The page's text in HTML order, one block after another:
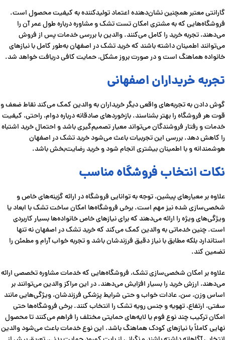
گارانتی معتبر همچنین نشان‌دهنده اعتماد تولیدکننده به کیفیت محصول است.
فروشگاه‌هایی که به مشتری امکان تست تشک و مشاوره درباره طول عمر آن را
می‌دهند، تجربه خرید را کامل می‌کنند. والدین با بررسی خدمات پس از فروش
می‌توانند اطمینان داشته باشند که خرید تشک در اصفهان به‌طور کامل با نیازهای
خانواده هماهنگ است و در صورت بروز مشکل، حمایت کافی دریافت خواهد شد.
تجربه خریداران اصفهانی
گوش دادن به تجربه‌های واقعی دیگر خریداران به والدین کمک می‌کند نقاط ضعف و
قوت هر فروشگاه را بهتر بشناسند. بازخوردهای صادقانه درباره دوام، راحتی، کیفیت
خدمات و رفتار فروشندگان می‌تواند معیار تصمیم‌گیری باشد و احتمال خرید اشتباه
را کاهش دهد. بررسی این تجربیات باعث می‌شود خرید تشک در اصفهان
هوشمندانه و با اطمینان بیشتری انجام شود و خرید رضایت‌بخش باشد.
نکات انتخاب فروشگاه مناسب
علاوه بر معیارهای پیشین، توجه به توانایی فروشگاه در ارائه گزینه‌های خاص و
شخصی‌سازی شده نیز مهم است. برخی فروشگاه‌ها امکان ساخت تشک با ابعاد یا
ویژگی‌های ویژه را ارائه می‌دهند که برای نیازهای خاص خانواده‌ها بسیار کاربردی
است. چنین خدماتی به والدین کمک می‌کند که خرید تشک در اصفهان نه تنها
استاندارد بلکه مطابق با نیاز دقیق فرزندشان باشد و تجربه خواب آرام و مطمئن را
تضمین کند.
علاوه بر امکان شخصی‌سازی تشک، فروشگاه‌هایی که خدمات مشاوره تخصصی ارائه
می‌دهند، ارزش خرید را بسیار افزایش می‌دهند. در این مراکز والدین می‌توانند بر
اساس وزن، سن، عادات خواب و حتی شرایط پزشکی فرزندشان، ویژگی‌هایی مانند
سفتی، ارتفاع، تهویه و جنس رویه تشک را انتخاب کنند. برخی فروشگاه‌ها حتی
امکان ترکیب چند نوع فوم یا لایه‌های حمایتی مختلف را فراهم می‌کنند تا محصول
نهایی کاملاً با نیازهای کودک هماهنگ باشد. این نوع خدمات باعث می‌شود والدین